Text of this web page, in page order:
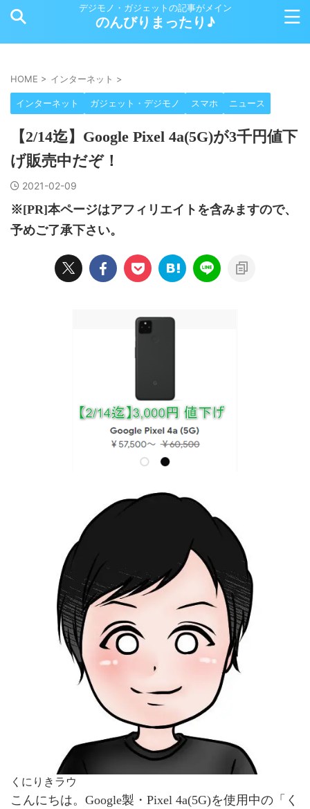
デジモノ・ガジェットの記事がメイン
のんびりまったり♪
HOME > インターネット >
インターネット ガジェット・デジモノ スマホ ニュース
【2/14迄】Google Pixel 4a(5G)が3千円値下
げ販売中だぞ！
2021-02-09
※[PR]本ページはアフィリエイトを含みますので、
予めご了承下さい。
くにりきラウ
こんにちは。Google製・Pixel 4a(5G)を使用中の「く